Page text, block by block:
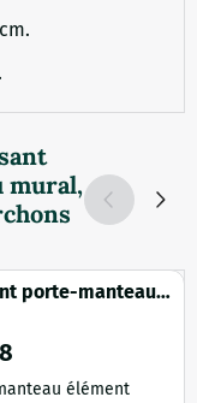
mural,
porte-manteau
élément